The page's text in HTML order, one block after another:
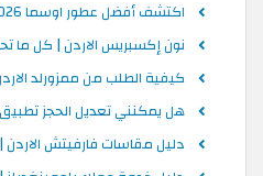
اكتشف أفضل عطور اوسما 2026 للجنسين في الاردن
نون إكسبريس الاردن | كل ما
كيفية الطلب من ممزورلد
هل يمكنني تعديل الحجز تطبيق
دليل مقاسات فارفيتش